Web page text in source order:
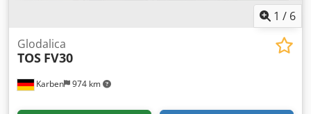
1 / 6
Karben 974 km
Glodalica
TOS FV30